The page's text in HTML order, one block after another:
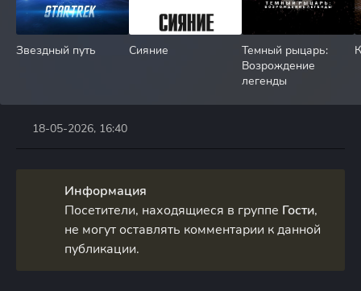
Звездный путь Сияние
Темный рыцарь:
Возрождение
легенды
18-05-2026, 16:40
Информация
Посетители, находящиеся в группе Гости,
не могут оставлять комментарии к данной
публикации.